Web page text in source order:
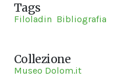
Tags
Filoladin Bibliografia
Collezione
Museo Dolom.it